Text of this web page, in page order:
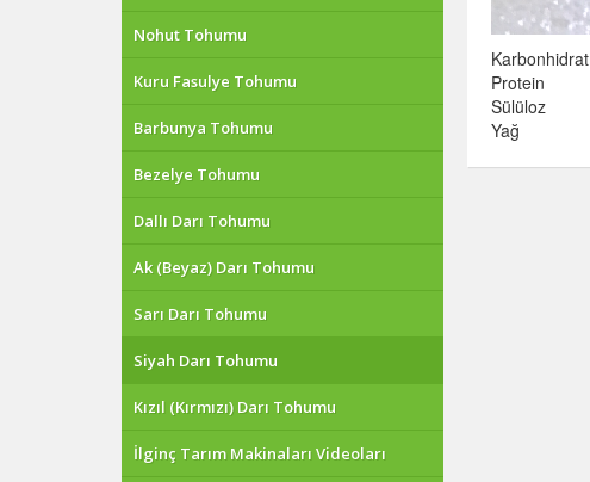
Nohut Tohumu
Kuru Fasulye Tohumu
Barbunya Tohumu
Bezelye Tohumu
Dallı Darı Tohumu
Ak (Beyaz) Darı Tohumu
Sarı Darı Tohumu
Siyah Darı Tohumu
Kızıl (Kırmızı) Darı Tohumu
İlginç Tarım Makinaları Videoları
Karbonhidrat
Protein
Sülüloz
Yağ